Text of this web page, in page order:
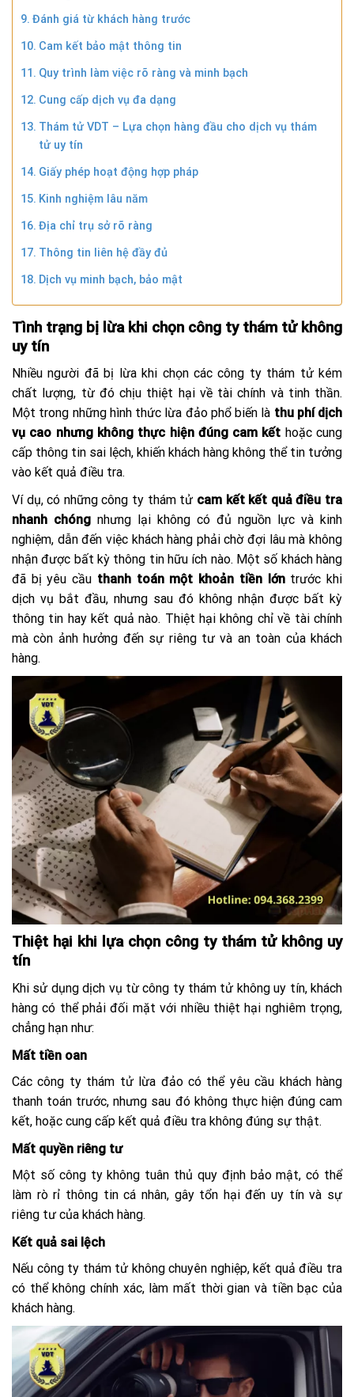
Đánh giá từ khách hàng trước
Cam kết bảo mật thông tin
Quy trình làm việc rõ ràng và minh bạch
Cung cấp dịch vụ đa dạng
Thám tử VDT – Lựa chọn hàng đầu cho dịch vụ thám
tử uy tín
Giấy phép hoạt động hợp pháp
Kinh nghiệm lâu năm
Địa chỉ trụ sở rõ ràng
Thông tin liên hệ đầy đủ
Dịch vụ minh bạch, bảo mật
Tình trạng bị lừa khi chọn công ty thám tử không
uy tín
Nhiều người đã bị lừa khi chọn các công ty thám tử kém
chất lượng, từ đó chịu thiệt hại về tài chính và tinh thần.
Một trong những hình thức lừa đảo phổ biến là thu phí dịch
vụ cao nhưng không thực hiện đúng cam kết hoặc cung
cấp thông tin sai lệch, khiến khách hàng không thể tin tưởng
vào kết quả điều tra.
Ví dụ, có những công ty thám tử cam kết kết quả điều tra
nhanh chóng nhưng lại không có đủ nguồn lực và kinh
nghiệm, dẫn đến việc khách hàng phải chờ đợi lâu mà không
nhận được bất kỳ thông tin hữu ích nào. Một số khách hàng
đã bị yêu cầu thanh toán một khoản tiền lớntrước khi
dịch vụ bắt đầu, nhưng sau đó không nhận được bất kỳ
thông tin hay kết quả nào. Thiệt hại không chỉ về tài chính
mà còn ảnh hưởng đến sự riêng tư và an toàn của khách
hàng.
Thiệt hại khi lựa chọn công ty thám tử không uy
tín
Khi sử dụng dịch vụ từ công ty thám tử không uy tín, khách
hàng có thể phải đối mặt với nhiều thiệt hại nghiêm trọng,
chẳng hạn như:
Mất tiền oan
Các công ty thám tử lừa đảo có thể yêu cầu khách hàng
thanh toán trước, nhưng sau đó không thực hiện đúng cam
kết, hoặc cung cấp kết quả điều tra không đúng sự thật.
Mất quyền riêng tư
Một số công ty không tuân thủ quy định bảo mật, có thể
làm rò rỉ thông tin cá nhân, gây tổn hại đến uy tín và sự
riêng tư của khách hàng.
Kết quả sai lệch
Nếu công ty thám tử không chuyên nghiệp, kết quả điều tra
có thể không chính xác, làm mất thời gian và tiền bạc của
khách hàng.